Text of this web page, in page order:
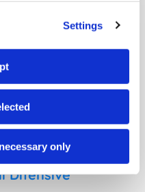
any time.
Settings
only
Offline
Speciali
e automobili
e tablet
tablet e PC
Difensive